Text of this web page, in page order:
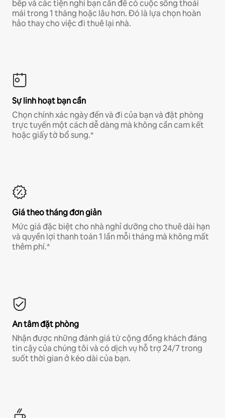
bếp và các tiện nghi bạn cần để có cuộc sống thoải
mái trong 1 tháng hoặc lâu hơn. Đó là lựa chọn hoàn
hảo thay cho việc đi thuê lại nhà.
Sự linh hoạt bạn cần
Chọn chính xác ngày đến và đi của bạn và đặt phòng
trực tuyến một cách dễ dàng mà không cần cam kết
hoặc giấy tờ bổ sung.*
Giá theo tháng đơn giản
Mức giá đặc biệt cho nhà nghỉ dưỡng cho thuê dài hạn
và quyền lợi thanh toán 1 lần mỗi tháng mà không mất
thêm phí.*
An tâm đặt phòng
Nhận được những đánh giá từ cộng đồng khách đáng
tin cậy của chúng tôi và có dịch vụ hỗ trợ 24/7 trong
suốt thời gian ở kéo dài của bạn.